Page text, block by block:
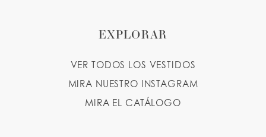
EXPLORAR
VER TODOS LOS VESTIDOS
MIRA NUESTRO INSTAGRAM
MIRA EL CATÁLOGO